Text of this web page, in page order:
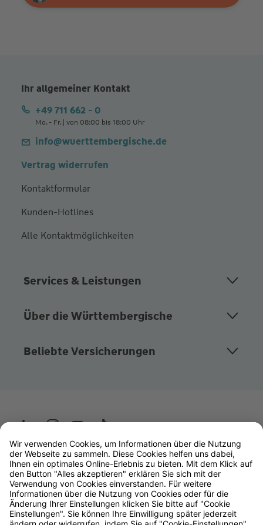
Ihr allgemeiner Kontakt
+49 711 662 - 0
Mo. - Fr. | von 08:00 bis 18:00 Uhr
info@wuerttembergische.de
Vertrag widerrufen
Kontaktformular
Kunden-Hotlines
Alle Kontaktmöglichkeiten
Services & Leistungen
Über die Württembergische
Beliebte Versicherungen
Wüstenrot
W&W Gruppe
OLB Bank
Makler